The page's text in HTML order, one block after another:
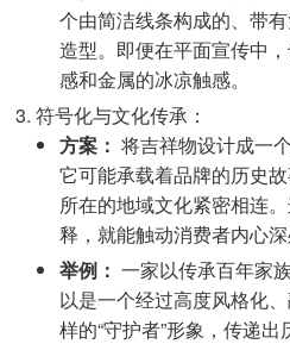
个由简洁线条构成的、带
造型。即便在平面宣传中
感和金属的冰凉触感。
符号化与文化传承：
方案： 将吉祥物设计成一
它可能承载着品牌的历史
所在的地域文化紧密相连
释，就能触动消费者内心深
举例： 一家以传承百年家
以是一个经过高度风格化
样的“守护者”形象，传递出